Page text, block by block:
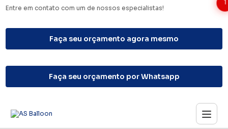
Entre em contato com um de nossos especialistas!
Faça seu orçamento agora mesmo
Faça seu orçamento por Whatsapp
1